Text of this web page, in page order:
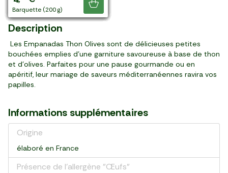
6 pièces (150 g)
6 pièces (170 g)
barquette (280 g)
4 pièces (100 g)
2 pièces (300 g)
5 pièces (120 g)
4 pièces (260 g)
pièce (500 g)
≈ 12 pièces (295 g)
2 pièces (200 g)
environ 9 pièces (240 g)
4 pièces (260 g)
4 pièces (200 g)
barquette (200 g)
Je découvre
Description
Les Empanadas Thon Olives sont de délicieuses petites
bouchées emplies d'une garniture savoureuse à base de thon
et d'olives. Parfaites pour une pause gourmande ou en
apéritif, leur mariage de saveurs méditerranéennes ravira vos
papilles.
Informations supplémentaires
Origine
élaboré en France
Présence de l'allergène "Œufs"